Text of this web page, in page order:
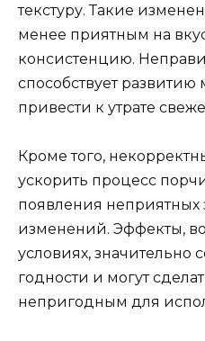
текстуру. Такие
менее приятным на
консистенцию.
способствует
привести к утрате
Кроме того,
ускорить процесс
появления неприятных
изменений. Эффекты,
условиях, значительно
годности и могут
непригодным для